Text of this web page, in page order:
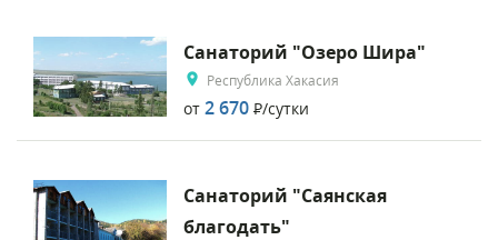
Санаторий "Озеро Шира"
Республика Хакасия
от 2 670 Р/сутки
Санаторий "Саянская
благодать"